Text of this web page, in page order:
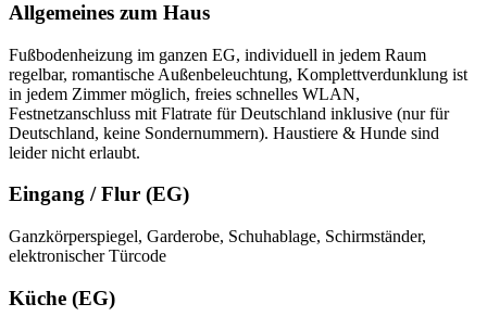
Allgemeines zum Haus
Fußbodenheizung im ganzen EG, individuell in jedem Raum
regelbar, romantische Außenbeleuchtung, Komplettverdunklung ist
in jedem Zimmer möglich, freies schnelles WLAN,
Festnetzanschluss mit Flatrate für Deutschland inklusive (nur für
Deutschland, keine Sondernummern). Haustiere & Hunde sind
leider nicht erlaubt.
Eingang / Flur (EG)
Ganzkörperspiegel, Garderobe, Schuhablage, Schirmständer,
elektronischer Türcode
Küche (EG)